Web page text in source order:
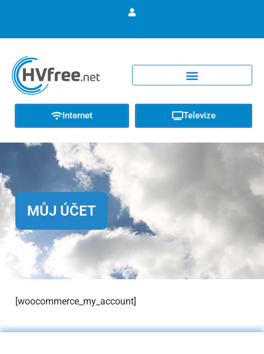
Internet Televize
MŮJ ÚČET
[woocommerce_my_account]